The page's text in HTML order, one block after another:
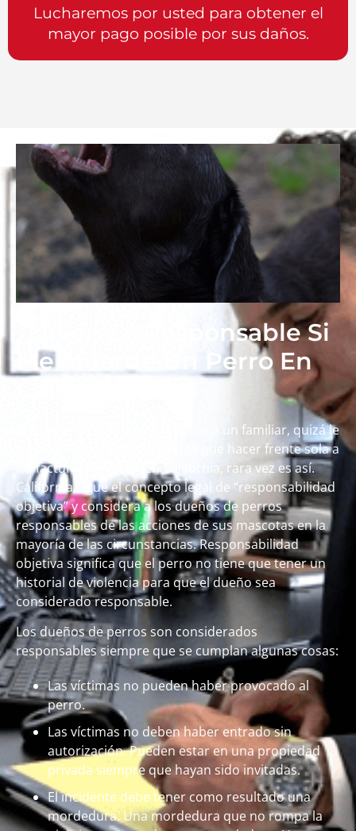
Lucharemos por usted para obtener el
mayor pago posible por sus daños.
¿Quién Es Responsable Si
Me Muerde Un Perro En
Si le muerde un perro o muerde a un familiar, quizá le
preocupe que su familia tenga que hacer frente sola a
las facturas médicas. En California, rara vez es así.
California sigue el concepto legal de “responsabilidad
objetiva” y considera a los dueños de perros
responsables de las acciones de sus mascotas en la
mayoría de las circunstancias. Responsabilidad
objetiva significa que el perro no tiene que tener un
historial de violencia para que el dueño sea
considerado responsable.
Los dueños de perros son considerados
responsables siempre que se cumplan algunas cosas:
Las víctimas no pueden haber provocado al
perro.
Las víctimas no deben haber entrado sin
autorización. Pueden estar en una propiedad
privada siempre que hayan sido invitadas.
El incidente debe tener como resultado una
mordedura. Una mordedura que no rompa la